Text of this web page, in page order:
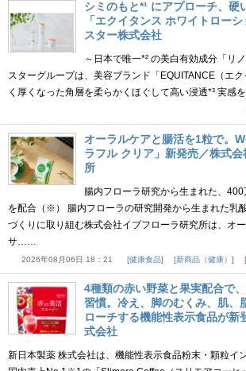
シミのもと*¹ にアプローチ、硬
「エクイタンス ホワイトロー
スター株式会社
～日本で唯一*² の美白有効成分「リ
スターグループは、美容ブランド「EQUITANCE（エ
く厚くなった角層を柔らかくほぐして高い浸透*³ 実
オーラルケアと腸活を1粒で。
ラフル クリア」新発売／株式
所
腸内フローラ研究から生まれた、
を配合（※） 腸内フローラの研究開発から生まれた乳
づくりに取り組む株式会社イブフローラ研究所は、オ
サ……
2026年08月06日 18：21 健康食品 新商品（健康）
4種類の赤い野菜と果実配合で
習慣。冷え、脚のむくみ、肌、
ローチする機能性表示食品が新
式会社
新日本製薬 株式会社は、機能性表示食品粉末・顆粒イ